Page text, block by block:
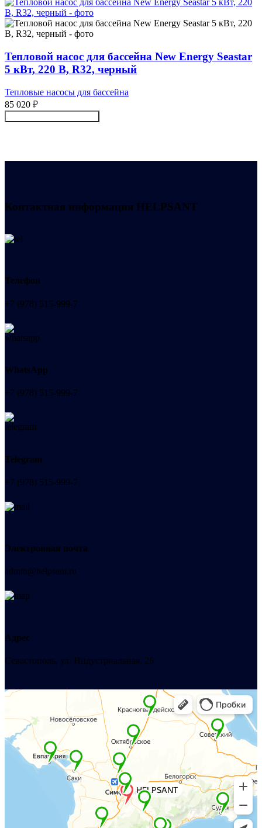
Тепловой насос для бассейна New Energy Seastar
5 кВт, 220 В, R32, черный
Тепловые насосы для бассейна
85 020 ₽
Контактная информация HELPSANT
Телефон
+7 (978) 515-999-7
WhatsApp
+7 (978) 515-999-7
Telegram
+7 (978) 515-999-7
Электронная почта
admin@helpsant.ru
Адрес
Севастополь, ул. Индустриальная, 26